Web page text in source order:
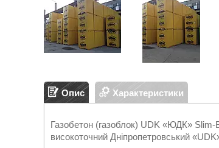
Опис Характеристики
Газобетон (газоблок) UDK «ЮДК» Slim-
високоточний Дніпропетровський